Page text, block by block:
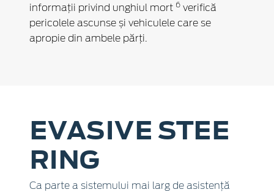
informații privind unghiul mort 6 verifică
pericolele ascunse și vehiculele care se
apropie din ambele părți.
EVASIVE STEE
RING
Ca parte a sistemului mai larg de asistență